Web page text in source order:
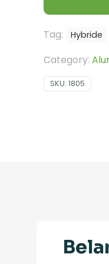
Tag: Hybride
Category:
SKU: 1805